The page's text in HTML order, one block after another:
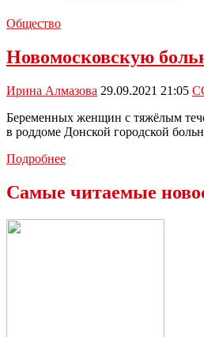
Общество
Новомосковскую
Ирина Алмазова 29.09.2021 21:05
Беременных женщин с тяжёлым
в роддоме Донской городской
ПодробнееНовомосковскую
Самые читаемые